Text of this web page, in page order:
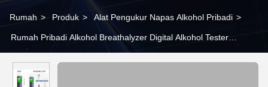
Rumah > Produk > Alat Pengukur Napas Alkohol Pribadi >
Rumah Pribadi Alkohol Breathalyzer Digital Alkohol Tester